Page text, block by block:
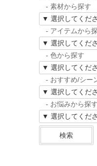
- 素材から探す
- アイテムから
- 色から探す
- おすすめ/シー
- お悩みから探す
検索